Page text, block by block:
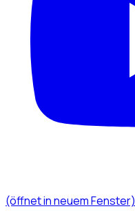
(öffnet in neuem Fenster)